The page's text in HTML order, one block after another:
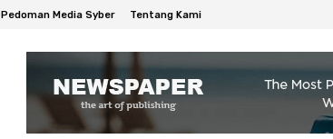
Pedoman Media Syber Tentang Kami